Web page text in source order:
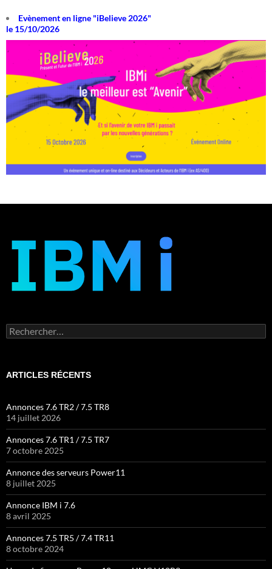
Evènement en ligne "iBelieve 2026"
le 15/10/2026
Rechercher :
ARTICLES RÉCENTS
Annonces 7.6 TR2 / 7.5 TR8
14 juillet 2026
Annonces 7.6 TR1 / 7.5 TR7
7 octobre 2025
Annonce des serveurs Power11
8 juillet 2025
Annonce IBM i 7.6
8 avril 2025
Annonces 7.5 TR5 / 7.4 TR11
8 octobre 2024